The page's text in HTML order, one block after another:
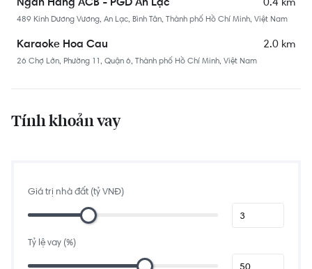
489 Kinh Dương Vương, An Lạc, Bình Tân, Thành phố Hồ Chí Minh, Việt Nam
Karaoke Hoa Cau 2.0 km
26 Chợ Lớn, Phường 11, Quận 6, Thành phố Hồ Chí Minh, Việt Nam
1.6 km
Nam
Coffee HD - 3D Media
139 Đường Số 28, Bình Trị Đông B, Bình Tân, Thành phố Hồ Chí Minh, Việt
Nam
122 Đường số 7, Bình Trị Đông B, Bình Tân, Thành phố Hồ Chí Minh, Việt Nam
Tính khoản vay
Giá trị nhà đất (tỷ VNĐ)
Tỷ lệ vay (%)